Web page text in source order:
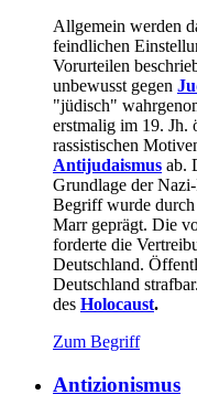
Allgemein werden
feindlichen
Vorurteilen
unbewusst gegen
"jüdisch"
erstmalig im 19. Jh.
rassistischen
Antijudaismus ab.
Grundlage der
Begriff wurde durch
Marr geprägt. Die
forderte die
Deutschland.
Deutschland
des Holocaust.
Zum Begriff
Antizionismus